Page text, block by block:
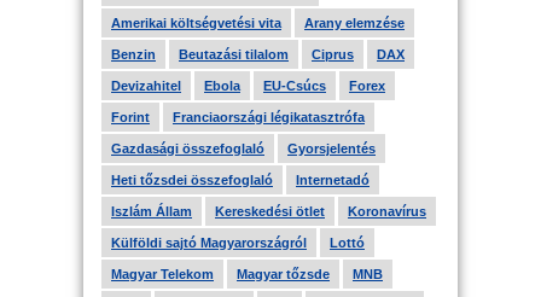
Amerikai költségvetési vita Arany elemzése
Benzin Beutazási tilalom Ciprus DAX
Devizahitel Ebola EU-Csúcs Forex
Forint Franciaországi légikatasztrófa
Gazdasági összefoglaló Gyorsjelentés
Heti tőzsdei összefoglaló Internetadó
Iszlám Állam Kereskedési ötlet Koronavírus
Külföldi sajtó Magyarországról Lottó
Magyar Telekom Magyar tőzsde MNB